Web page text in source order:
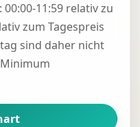
11:59 relativ zu
zum Tagespreis
sind daher nicht